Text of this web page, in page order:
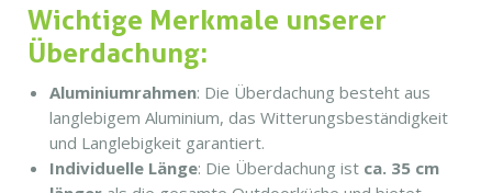
Wichtige Merkmale unserer
Überdachung:
Aluminiumrahmen: Die Überdachung besteht aus
langlebigem Aluminium, das Witterungsbeständigkeit
und Langlebigkeit garantiert.
Individuelle Länge: Die Überdachung ist ca. 35 cm